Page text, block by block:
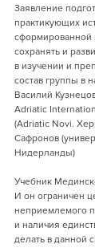
Заявление
практикующих
сформированной
сохранять и
в изучении и
состав группы в
Василий
Adriatic
(Adriatic Novi.
Сафронов
Нидерланды)
Учебник
И он ограничен
неприемлемого
и наличия
делать в данной